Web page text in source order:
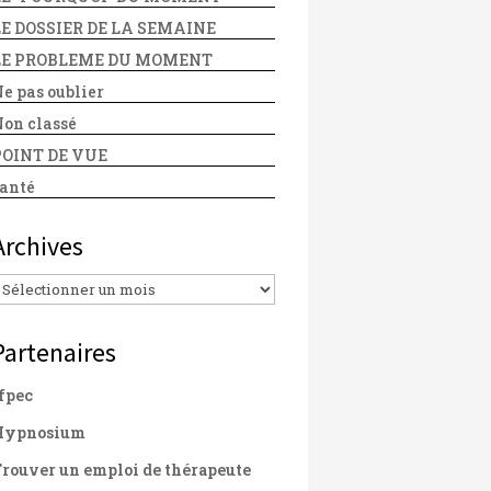
DOSSIER DE LA SEMAINE
PROBLEME DU MOMENT
pas oublier
classé
DE VUE
un emploi de thérapeute